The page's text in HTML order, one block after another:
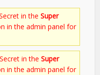
in theSuper
in the admin panel for
in theSuper
in the admin panel for